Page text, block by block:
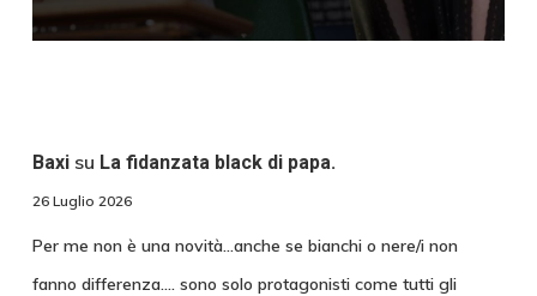
Baxisu La fidanzata black di papa.
26 Luglio 2026
Per me non è una novità...anche se bianchi o nere/i non
fanno differenza.... sono solo protagonisti come tutti gli